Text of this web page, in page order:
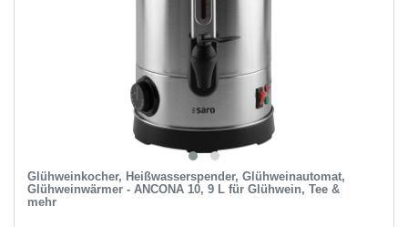
Glühweinkocher, Heißwasserspender, Glühweinautomat,
Glühweinwärmer - ANCONA 10, 9 L für Glühwein, Tee &
mehr